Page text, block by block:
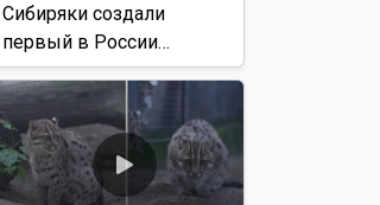
Сибиряки создали
первый в России
документальный фильм
с использованием ИИ